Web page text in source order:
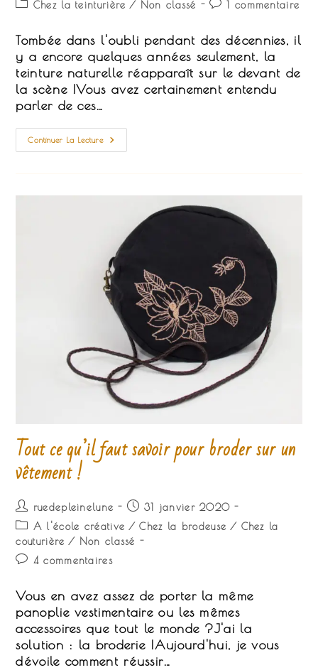
Post Chez la teinturière / Non classé
Commentaires
publication :
1 commentaire
Tombée dans l'oubli pendant des décennies, il
y a encore quelques années seulement, la
teinture naturelle réapparaît sur le devant de
la scène !Vous avez certainement entendu
parler de ces…
Continuer La LectureC’est
Quoi,
Tout ce qu’il faut savoir pour broder sur un
vêtement !
Auteur/autrice
de
publication :
ruedepleinelune
Publication
publiée :
31 janvier 2020
Post
category:
A l'école créative / Chez la brodeuse / Chez la
couturière / Non classé
Commentaires
la
publication :
4 commentaires
Vous en avez assez de porter la même
panoplie vestimentaire ou les mêmes
accessoires que tout le monde ?J'ai la
solution : la broderie !Aujourd'hui, je vous
dévoile comment réussir…